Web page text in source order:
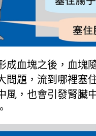
成血塊之後，血塊
問題，流到哪裡塞
風，也會引發腎臟
。